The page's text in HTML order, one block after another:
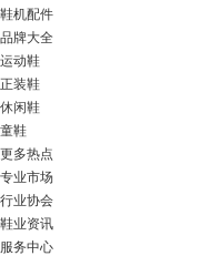
鞋机配件
品牌大全
运动鞋
正装鞋
休闲鞋
童鞋
更多热点
专业市场
行业协会
鞋业资讯
服务中心